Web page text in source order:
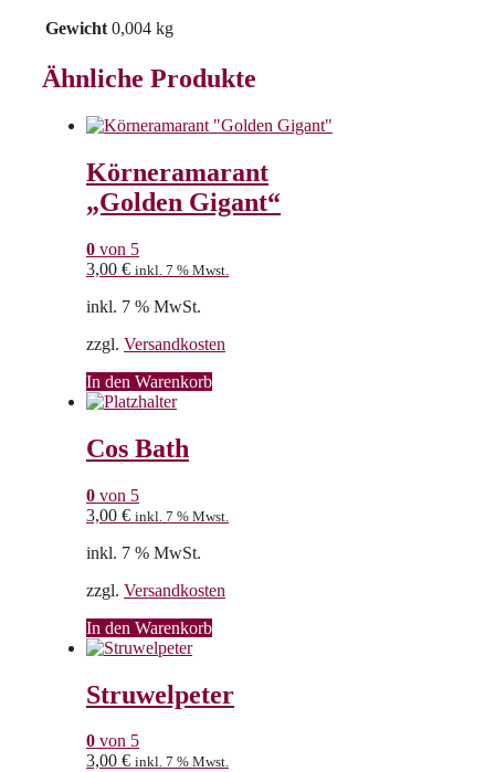
Gewicht 0,004 kg
Ähnliche Produkte
Körneramarant
„Golden Gigant“
0 von 5
3,00 € inkl. 7 % Mwst.
inkl. 7 % MwSt.
zzgl. Versandkosten
In den Warenkorb
Cos Bath
0 von 5
3,00 € inkl. 7 % Mwst.
inkl. 7 % MwSt.
zzgl. Versandkosten
In den Warenkorb
Struwelpeter
0 von 5
3,00 € inkl. 7 % Mwst.